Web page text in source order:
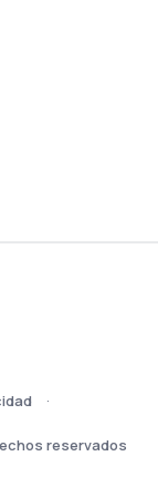
reservados